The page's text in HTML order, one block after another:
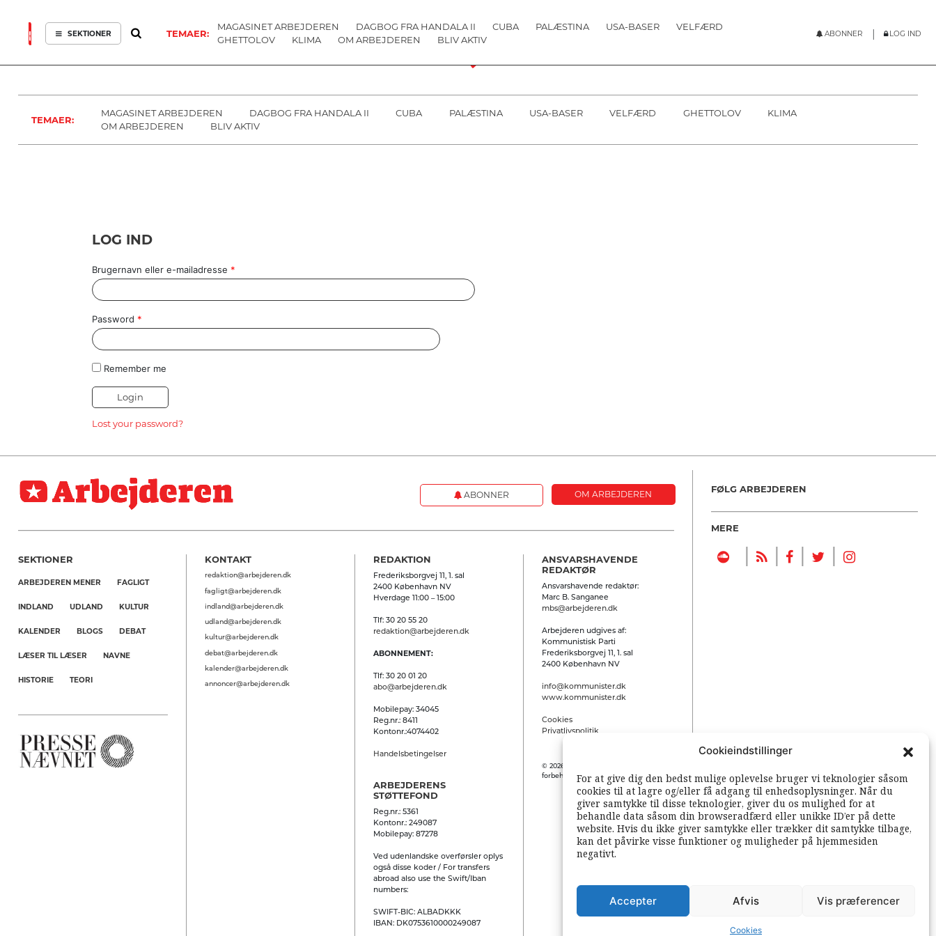
Cookieindstillinger
For at give dig den bedst mulige oplevelse bruger vi teknologier såsom
cookies til at lagre og/eller få adgang til enhedsoplysninger. Når du
giver samtykke til disse teknologier, giver du os mulighed for at
behandle data såsom din browseradfærd eller unikke ID’er på dette
website. Hvis du ikke giver samtykke eller trækker dit samtykke tilbage,
kan det påvirke visse funktioner og muligheder på hjemmesiden
negativt.
Accepter Afvis Vis præferencer
Cookies
ARBEJDEREN
UDLAND
LÆSER
LÆSER
NAVNE
HISTORIE
TEORI
SOUNDCLOUD
ABONNER
LOG IND
OM
TEMAER:
MAGASINET ARBEJDEREN DAGBOG FRA HANDALA II CUBA PALÆSTINA USA-BASER VELFÆRD GHETTOLOV
KLIMA
OM ARBEJDEREN
BLIV AKTIV
SEKTIONER TEMAER:
MAGASINET ARBEJDEREN DAGBOG FRA HANDALA II CUBA PALÆSTINA USA-BASER
VELFÆRD
GHETTOLOV
KLIMA OM ARBEJDEREN BLIV AKTIV
ABONNER | LOG IND
LOG IND
Brugernavn eller e-mailadresse *
Password *
Remember me
Lost your password?
ABONNER OM ARBEJDEREN
SEKTIONER
ARBEJDEREN MENER FAGLIGT
INDLAND UDLAND KULTUR
KALENDER BLOGS DEBAT
LÆSER TIL LÆSER NAVNE
HISTORIE TEORI
KONTAKT
redaktion@arbejderen.dk
fagligt@arbejderen.dk
indland@arbejderen.dk
udland@arbejderen.dk
kultur@arbejderen.dk
debat@arbejderen.dk
kalender@arbejderen.dk
annoncer@arbejderen.dk
REDAKTION
Frederiksborgvej 11, 1. sal
2400 København NV
Hverdage 11:00 – 15:00
Tlf: 30 20 55 20
redaktion@arbejderen.dk
ABONNEMENT:
Tlf: 30 20 01 20
abo@arbejderen.dk
Mobilepay: 34045
Reg.nr.: 8411
Kontonr.:4074402
Handelsbetingelser
ARBEJDERENS
STØTTEFOND
Reg.nr.: 5361
Kontonr.: 249087
Mobilepay: 87278
Ved udenlandske overførsler oplys
også disse koder / For transfers
abroad also use the Swift/Iban
numbers:
SWIFT-BIC: ALBADKKK
IBAN: DK0753610000249087
ANSVARSHAVENDE
REDAKTØR
Ansvarshavende redaktør:
Marc B. Sanganee
mbs@arbejderen.dk
Arbejderen udgives af:
Kommunistisk Parti
Frederiksborgvej 11, 1. sal
2400 København NV
info@kommunister.dk
www.kommunister.dk
Cookies
Privatlivspolitik
© 2026 Arbejderen. Alle rettigheder
forbeholdes.
FØLG ARBEJDEREN
MERE
| | | |